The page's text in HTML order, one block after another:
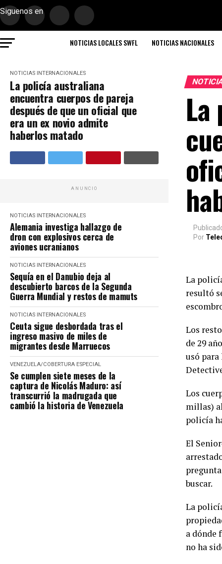
Siguenos en
NOTICIAS LOCALES SWFL NOTICIAS NACIONALES
NOTICIAS INTERNACIONALES
La policía australiana
encuentra cuerpos de pareja
después de que un oficial que
era un ex novio admite
haberlos matado
ANUNCIO
NOTICIAS INTERNACIONALES
Alemania investiga hallazgo de
dron con explosivos cerca de
aviones ucranianos
NOTICIAS INTERNACIONALES
Sequía en el Danubio deja al
descubierto barcos de la Segunda
Guerra Mundial y restos de mamuts
NOTICIAS INTERNACIONALES
Ceuta sigue desbordada tras el
ingreso masivo de miles de
migrantes desde Marruecos
VENEZUELA/COBERTURA ESPECIAL
Se cumplen siete meses de la
captura de Nicolás Maduro: así
transcurrió la madrugada que
cambió la historia de Venezuela
Por
La
resultó
Los
de 29
usó para
Los
millas)
policía
El
buscar.
La
a dónde
no ha